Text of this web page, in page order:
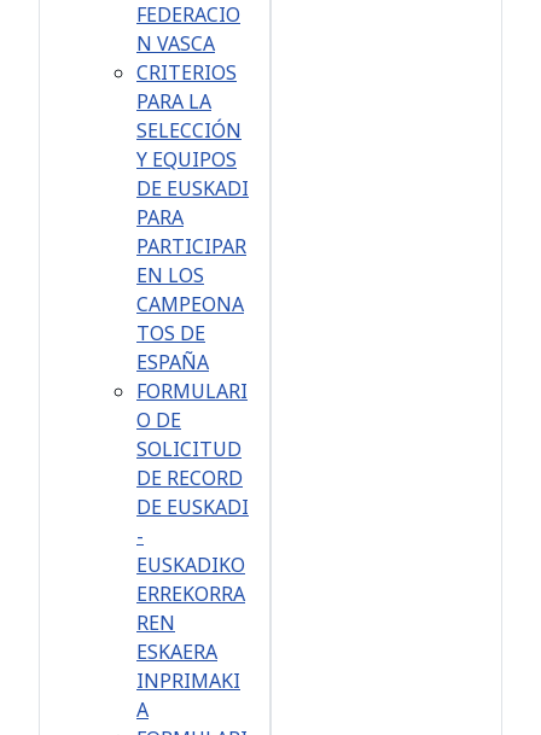
FEDERACIO
N VASCA
CRITERIOS
PARA LA
SELECCIÓN
Y EQUIPOS
DE EUSKADI
PARA
PARTICIPAR
EN LOS
CAMPEONA
TOS DE
ESPAÑA
FORMULARI
O DE
SOLICITUD
DE RECORD
DE EUSKADI
-
EUSKADIKO
ERREKORRA
REN
ESKAERA
INPRIMAKI
A